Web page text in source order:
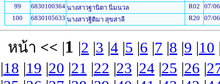
99
6830100364 นางสาวฐานิตา นิ่มนวล R02
07/
100
6830105633 นางสาวฐิติมา สุขสาลี R20 07/
หน้า << |1 |2 |3 |4 |5 |6 |7 |8 |9 |10
|18 |19 |20 |21 |22 |23 |24 |25 |26 |